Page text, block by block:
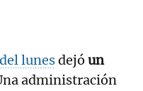
del lunesdejó un
administración